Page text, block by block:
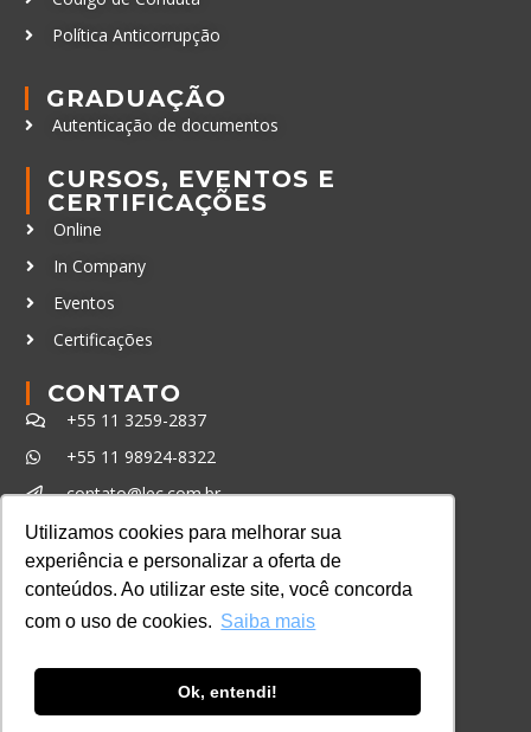
Utilizamos cookies para melhorar sua
experiência e personalizar a oferta de
conteúdos. Ao utilizar este site, você concorda
com o uso de cookies. Saiba mais
Ok, entendi!
Política Anticorrupção
GRADUAÇÃO
Autenticação de documentos
CURSOS, EVENTOS E
CERTIFICAÇÕES
Online
In Company
Eventos
Certificações
CONTATO
+55 11 3259-2837
+55 11 98924-8322
contato@lec.com.br
Ferramenta Antifraude
Consulte aqui o cadastro da Instituição no
Sistema e-MEC